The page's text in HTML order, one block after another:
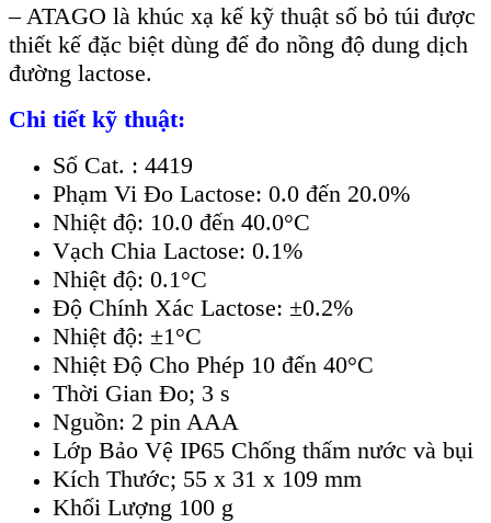
– ATAGO là khúc xạ kế kỹ thuật số bỏ túi được
thiết kế đặc biệt dùng để đo nồng độ dung dịch
đường lactose.
Chi tiết kỹ thuật:
Số Cat. : 4419
Phạm Vi Đo Lactose: 0.0 đến 20.0%
Nhiệt độ: 10.0 đến 40.0°C
Vạch Chia Lactose: 0.1%
Nhiệt độ: 0.1°C
Độ Chính Xác Lactose: ±0.2%
Nhiệt độ: ±1°C
Nhiệt Độ Cho Phép 10 đến 40°C
Thời Gian Đo; 3 s
Nguồn: 2 pin AAA
Lớp Bảo Vệ IP65 Chống thấm nước và bụi
Kích Thước; 55 x 31 x 109 mm
Khối Lượng 100 g